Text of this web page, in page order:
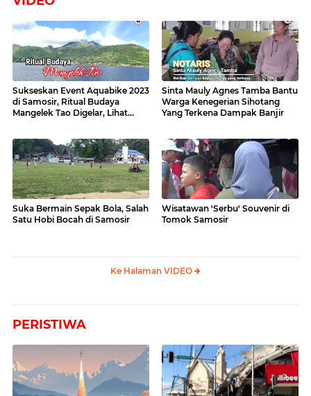
Sukseskan Event Aquabike 2023
di Samosir, Ritual Budaya
Mangelek Tao Digelar, Lihat
Sinta Mauly Agnes Tamba Bantu
Warga Kenegerian Sihotang
Yang Terkena Dampak Banjir
Suka Bermain Sepak Bola, Salah
Satu Hobi Bocah di Samosir
Wisatawan 'Serbu' Souvenir di
Tomok Samosir
Ke Halaman VIDEO
PERISTIWA